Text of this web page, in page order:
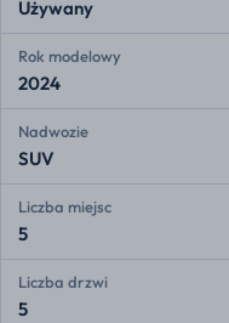
Używany
Rok modelowy
2024
Nadwozie
SUV
Liczba miejsc
5
Liczba drzwi
5